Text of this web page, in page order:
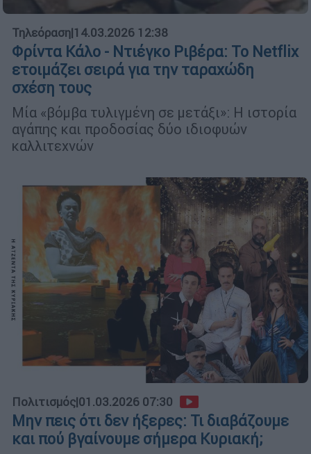
Τηλεόραση|14.03.2026 12:38
Φρίντα Κάλο - Ντιέγκο Ριβέρα: Το Netflix
ετοιμάζει σειρά για την ταραχώδη
σχέση τους
Μία «βόμβα τυλιγμένη σε μετάξι»: Η ιστορία
αγάπης και προδοσίας δύο ιδιοφυών
καλλιτεχνών
Πολιτισμός|01.03.2026 07:30
Μην πεις ότι δεν ήξερες: Τι διαβάζουμε
και πού βγαίνουμε σήμερα Κυριακή;